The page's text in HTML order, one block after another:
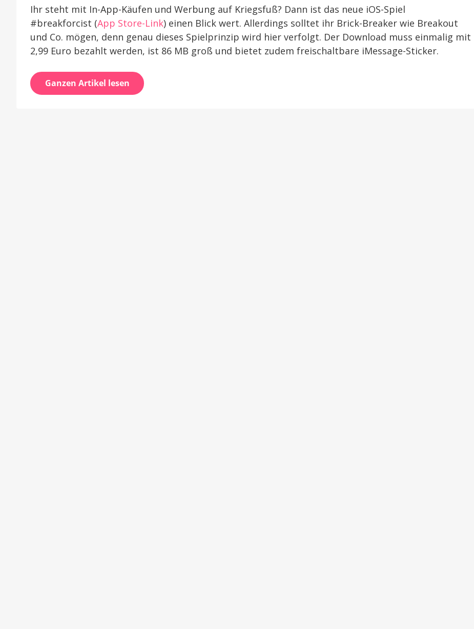
Ihr steht mit In-App-Käufen und Werbung auf Kriegsfuß? Dann ist das neue iOS-Spiel
#breakforcist (App Store-Link) einen Blick wert. Allerdings solltet ihr Brick-Breaker wie Breakout
und Co. mögen, denn genau dieses Spielprinzip wird hier verfolgt. Der Download muss einmalig mit
2,99 Euro bezahlt werden, ist 86 MB groß und bietet zudem freischaltbare iMessage-Sticker.
Ganzen Artikel lesen